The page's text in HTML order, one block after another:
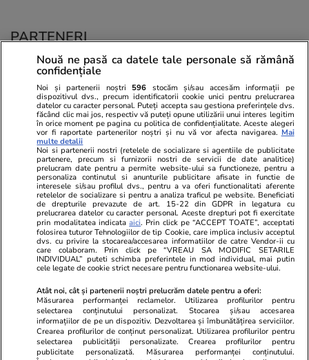
PARTENERI
Viva.ro
"Nici acum nu îi știu bine. Nu îi știu familia".
A tăcut luni întregi, dar acum Gina Matache a
spus adevărul despre relația cu ginerele ei,
Radu Siffr...
Unica.ro
Nu și ei! S-au
căsnicie! Cei doi
secret. Nimeni
motiv al
© 2026 Ringier Romania. Toate drepturile rezervate
Nouă ne pasă ca datele tale personale să rămână
confidențiale
Noi și partenerii noștri 596 stocăm și/sau accesăm informații pe
dispozitivul dvs., precum identificatorii cookie unici pentru prelucrarea
datelor cu caracter personal. Puteți accepta sau gestiona preferințele dvs.
făcând clic mai jos, respectiv vă puteți opune utilizării unui interes legitim
în orice moment pe pagina cu politica de confidențialitate. Aceste alegeri
vor fi raportate partenerilor noștri și nu vă vor afecta navigarea. Mai
multe detalii
Noi si partenerii nostri (retelele de socializare si agentiile de publicitate
partenere, precum si furnizorii nostri de servicii de date analitice)
prelucram date pentru a permite website-ului sa functioneze, pentru a
personaliza continutul si anunturile publicitare afisate in functie de
interesele si/sau profilul dvs., pentru a va oferi functionalitati aferente
retelelor de socializare si pentru a analiza traficul pe website. Beneficiati
de drepturile prevazute de art. 15-22 din GDPR in legatura cu
prelucrarea datelor cu caracter personal. Aceste drepturi pot fi exercitate
prin modalitatea indicataaici. Prin click pe “ACCEPT TOATE”, acceptati
folosirea tuturor Tehnologiilor de tip Cookie, care implica inclusiv acceptul
dvs. cu privire la stocarea/accesarea informatiilor de catre Vendor-ii cu
care colaboram. Prin click pe “VREAU SA MODIFIC SETARILE
INDIVIDUAL” puteti schimba preferintele in mod individual, mai putin
cele legate de cookie strict necesare pentru functionarea website-ului.
Atât noi, cât și partenerii noștri prelucrăm datele pentru a oferi:
Măsurarea performanței reclamelor. Utilizarea profilurilor pentru
selectarea conținutului personalizat. Stocarea și/sau accesarea
informațiilor de pe un dispozitiv. Dezvoltarea și îmbunătățirea serviciilor.
Crearea profilurilor de conținut personalizat. Utilizarea profilurilor pentru
selectarea publicității personalizate. Crearea profilurilor pentru
publicitate personalizată. Măsurarea performanței conținutului.